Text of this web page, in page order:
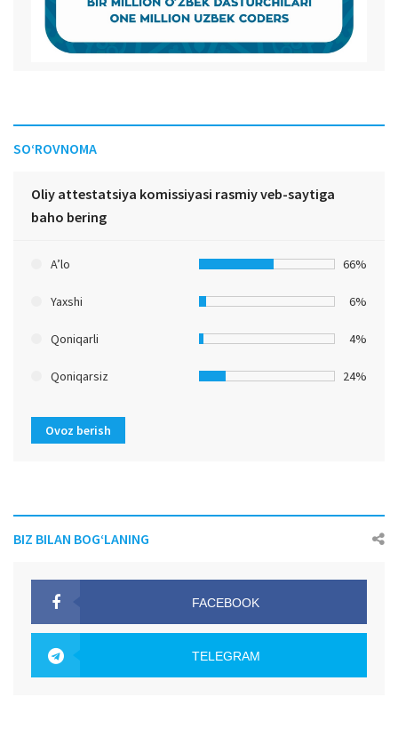
SO‘ROVNOMA
Oliy attestatsiya komissiyasi rasmiy veb-saytiga
baho bering
A’lo 66%
Yaxshi 6%
Qoniqarli 4%
Qoniqarsiz 24%
Ovoz berish
BIZ BILAN BOG‘LANING
FACEBOOK
TELEGRAM